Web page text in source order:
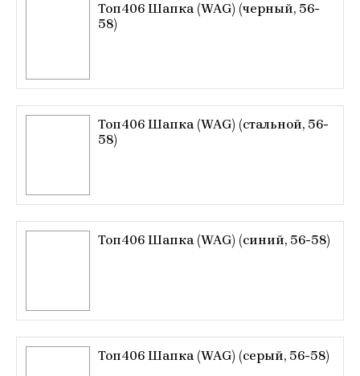
Топ406 Шапка (WAG) (черный, 56-
58)
Топ406 Шапка (WAG) (стальной, 56-
58)
Топ406 Шапка (WAG) (синий, 56-58)
Топ406 Шапка (WAG) (серый, 56-58)